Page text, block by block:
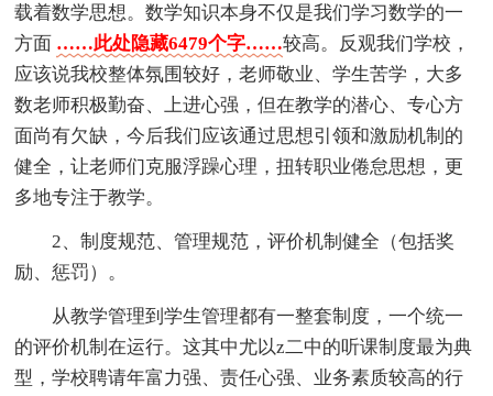
载着数学思想。数学知识本身不仅是我们学习数学的一
方面 ……此处隐藏6479个字……较高。反观我们学校，
应该说我校整体氛围较好，老师敬业、学生苦学，大多
数老师积极勤奋、上进心强，但在教学的潜心、专心方
面尚有欠缺，今后我们应该通过思想引领和激励机制的
健全，让老师们克服浮躁心理，扭转职业倦怠思想，更
多地专注于教学。
2、制度规范、管理规范，评价机制健全（包括奖
励、惩罚）。
从教学管理到学生管理都有一整套制度，一个统一
的评价机制在运行。这其中尤以z二中的听课制度最为典
型，学校聘请年富力强、责任心强、业务素质较高的行